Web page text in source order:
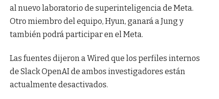
al nuevo laboratorio de superinteligencia de Meta.
Otro miembro del equipo, Hyun, ganará a Jung y
también podrá participar en el Meta.
Las fuentes dijeron a Wired que los perfiles internos
de Slack OpenAI de ambos investigadores están
actualmente desactivados.